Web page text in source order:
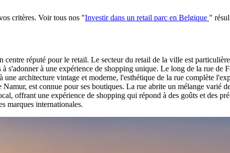
critères. Voir tous nos "Investir dans un retail parc en Belgique "
réputé pour le retail. Le secteur du retail de la ville est
s'adonner à une expérience de shopping unique. Le long de la rue de
architecture vintage et moderne, l'esthétique de la rue complète
est connue pour ses boutiques. La rue abrite un mélange varié
offrant une expérience de shopping qui répond à des goûts et des
marques internationales.